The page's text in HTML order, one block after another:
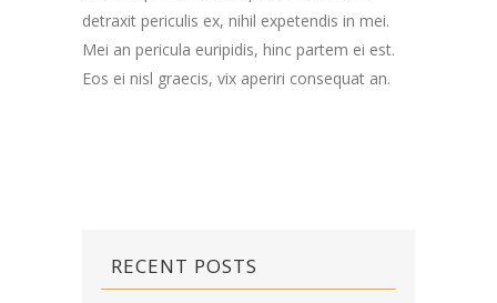
detraxit periculis ex, nihil expetendis in mei.
Mei an pericula euripidis, hinc partem ei est.
Eos ei nisl graecis, vix aperiri consequat an.
RECENT POSTS